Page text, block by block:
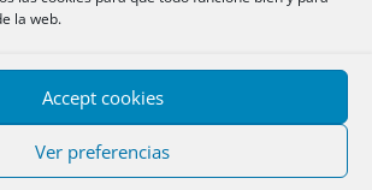
la web.
Accept cookies
Ver preferencias